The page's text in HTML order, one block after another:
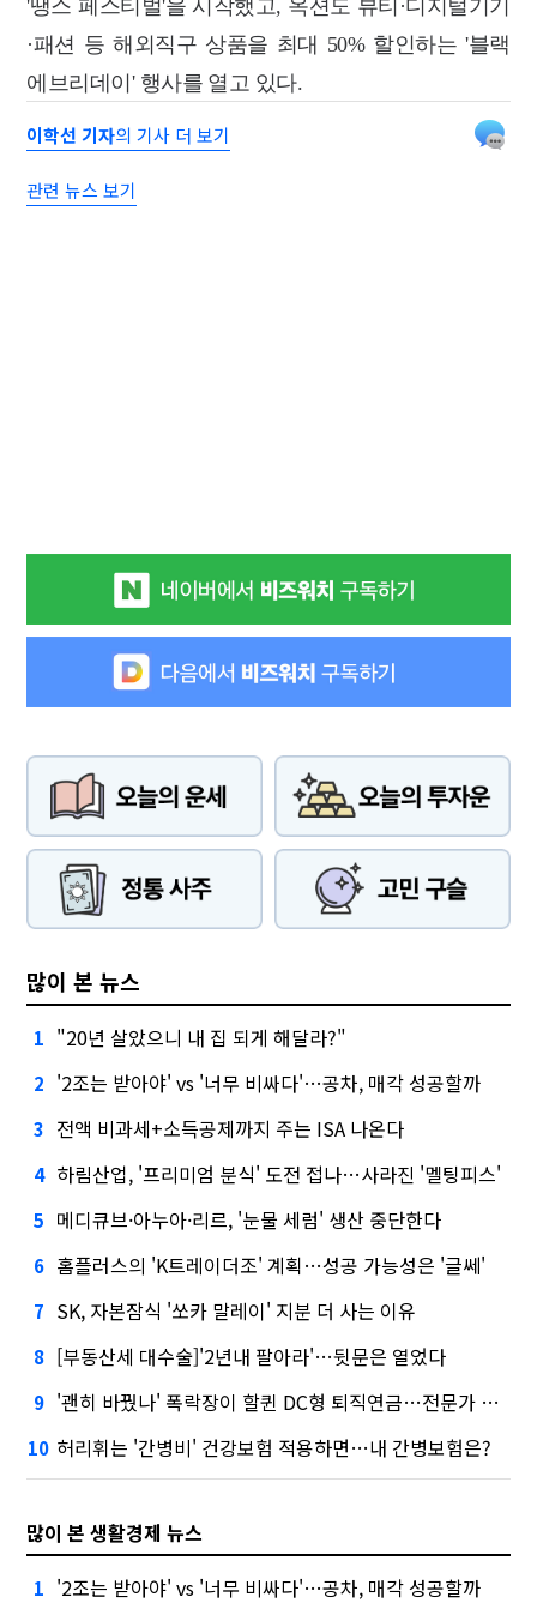
'땡스 페스티벌'을 시작했고, 옥션도 뷰티·디지털기기
·패션 등 해외직구 상품을 최대 50% 할인하는 '블랙
에브리데이' 행사를 열고 있다.
이학선 기자의 기사 더 보기
관련 뉴스 보기
많이 본 뉴스
1 "20년 살았으니 내 집 되게 해달라?"
2 '2조는 받아야' vs '너무 비싸다'…공차, 매각 성공할까
3 전액 비과세+소득공제까지 주는 ISA 나온다
4 하림산업, '프리미엄 분식' 도전 접나…사라진 '멜팅피스'
5 메디큐브·아누아·리르, '눈물 세럼' 생산 중단한다
6 홈플러스의 'K트레이더조' 계획…성공 가능성은 '글쎄'
7 SK, 자본잠식 '쏘카 말레이' 지분 더 사는 이유
8 [부동산세 대수술]'2년내 팔아라'…뒷문은 열었다
9 '괜히 바꿨나' 폭락장이 할퀸 DC형 퇴직연금…전문가 조언은
10 허리휘는 '간병비' 건강보험 적용하면…내 간병보험은?
많이 본 생활경제 뉴스
1 '2조는 받아야' vs '너무 비싸다'…공차, 매각 성공할까